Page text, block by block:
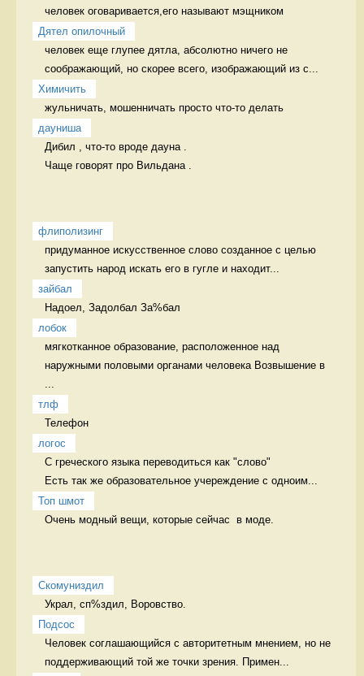
человек оговаривается,его называют мэщником
Дятел опилочный
человек еще глупее дятла, абсолютно ничего не
соображающий, но скорее всего, изображающий из с...
Химичить
жульничать, мошенничать просто что-то делать
дауниша
Дибил , что-то вроде дауна .
Чаще говорят про Вильдана .
флиполизинг
придуманное искусственное слово созданное с целью
запустить народ искать его в гугле и находит...
зайбал
Надоел, Задолбал За%бал
лобок
мягкотканное образование, расположенное над
наружными половыми органами человека Возвышение в
тлф
Телефон
логос
С греческого языка переводиться как "слово"
Есть так же образовательное учереждение с одноим...
Топ шмот
Очень модный вещи, которые сейчас  в моде.
Скомуниздил
Украл, сп%здил, Воровство.
Подсос
Человек соглашающийся с авторитетным мнением, но не
поддерживающий той же точки зрения. Примен...